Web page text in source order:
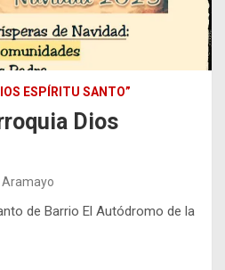
ESPÍRITU SANTO”
Dios
Aramayo
de Barrio El Autódromo de la